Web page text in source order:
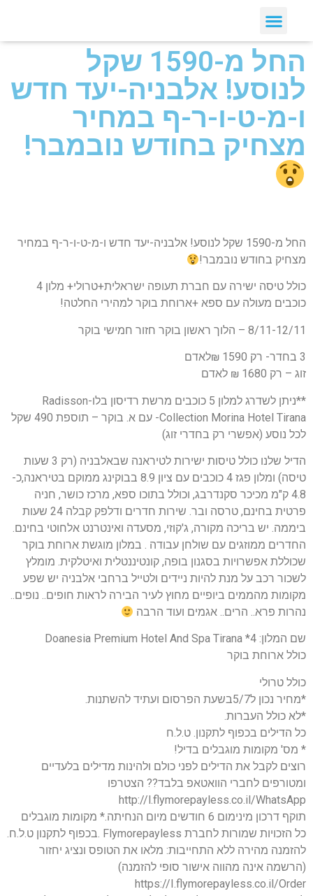
החל מ-1590 שקל
לנוסע! אלבניה-יעד חדש
ו-מ-ט-ו-ר-ף במחיר
מצחיק בחודש נובמבר!
החל מ-1590 שקל לנוסע! אלבניה-יעד חדש ו-מ-ט-ו-ר-ף במחיר
מצחיק בחודש נובמבר!
כולל טיסה ישירה עם חברת תעופה ישראלית+טרולי+ מלון 4
כוכבים מעולה עם ספא +ארוחת בוקר למהירי החלטה!
8/11-12/11 – הלוך ראשון בוקר חזור חמישי בוקר
3 בחדר- רק 1590 ₪לאדם
זוג – רק 1680 ₪ לאדם
**ניתן לשדרג למלון 5 כוכבים מרשת רדיסון בלו-Radisson
Collection Morina Hotel Tirana- עם א. בוקר – תוספת 490 שקל
לכל נוסע (אפשרי רק בחדרי זוג)
הדיל שלנו כולל טיסות ישירות לטיראנה שבאלבניה (רק 3 שעות
טיסה) ומלון פגז 4 כוכבים עם ציון 8.9 בבוקינג ממוקם בטיראנה,כ-
4.8 ק"מ מכיכר סקנדרבג, וכולל בתוכו ספא, מרכז כושר, חניה
פרטית בחינם, טרסה ובר. שירות חדרים ודלפק קבלה 24 שעות
ביממה. יש בריכה מקורה, ג'קוזי, מסעדה ואינטרנט אלחוטי בחינם.
החדרים ממוזגים עם שולחן עבודה . במלון מוגשת ארוחת בוקר
שכוללת אפשרויות בסגנון בופה, קונטיננטלית ואיטלקית. מומלץ
לשכור רכב על מנת להיות ניידים ולטייל ברחבי אלבניה יש שפע
מקומות מהממים ביופיים מחוץ לעיר הבירה לראות חופים.. נופים..
נהרות פרא.. הרים.. אגמים ועוד הרבה
שם המלון: 4* Doanesia Premium Hotel And Spa Tirana
כולל ארוחת בוקר
כולל טרולי
*מחיר נכון ל5/7בשעת הפרסום ועתיד להשתנות.
*לא כולל העברות.
כל הדילים בכפוף לתקנון. ט.ל.ח
* מס' מקומות מוגבלים בדיל!
רוצים לקבל את הדילים לפני כולם ולהינות מדילים בלעדיים
ומטורפים לחברי הוואטאפ בלבד?? הצטרפו
http://l.flymorepayless.co.il/WhatsApp
תוקף דרכון מינימום 6 חודשים מיום הנחיתה.* מקומות מוגבלים
כל הזכויות שמורות לחברת Flymorepayless .בכפוף לתקנון ט.ל.ח.
להזמנה מהירה ללא התחייבות: מלאו את הטופס ונציג יחזור
(הרשמה אינה מהווה אישור סופי להזמנה)
https://I.flymorepayless.co.il/Order